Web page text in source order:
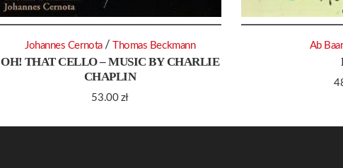
OH! THAT CELLO – MUSIC BY CHARLIE
CHAPLIN
53.00 zł
Johannes Cernota / Thomas Beckmann Ab